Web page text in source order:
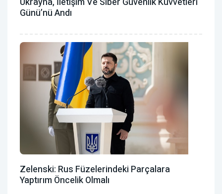
Günü’nü Andı
Zelenski: Rus Füzelerindeki Parçalara
Yaptırım Öncelik Olmalı